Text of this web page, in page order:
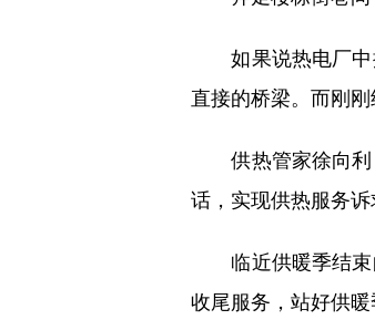
如果说热电厂中
直接的桥梁。而刚
供热管家徐向利
话，实现供热服务诉
临近供暖季结束
收尾服务，站好供暖